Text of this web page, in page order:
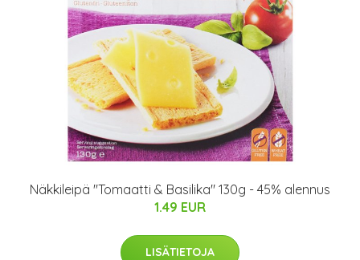
Näkkileipä "Tomaatti & Basilika" 130g - 45% alennus
1.49 EUR
LISÄTIETOJA